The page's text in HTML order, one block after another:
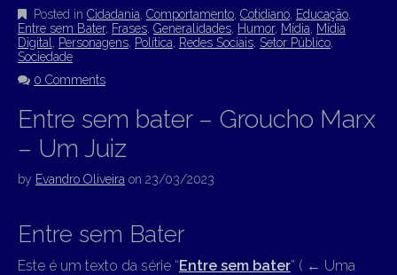
Posted in Cidadania Comportamento Cotidiano Educação
Entre sem Bater, Frases Generalidades Humor, Mídia
Mídia
Digital
Personagens Política Redes Sociais Setor Público
Sociedade
0 Comments
Entre sem bater – Groucho Marx
– Um Juiz
by Evandro Oliveira on 23/03/2023
Entre sem Bater
Este é um texto da série “Entre sem bater” ( ← Uma